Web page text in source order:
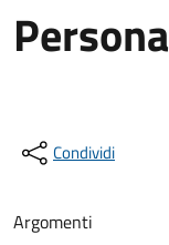
Condividi
Argomenti